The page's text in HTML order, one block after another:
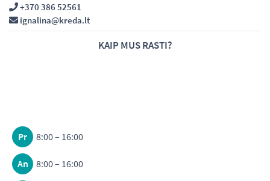
+370 386 52561
ignalina@kreda.lt
KAIP MUS RASTI?
Pr 8:00 – 16:00
An 8:00 – 16:00